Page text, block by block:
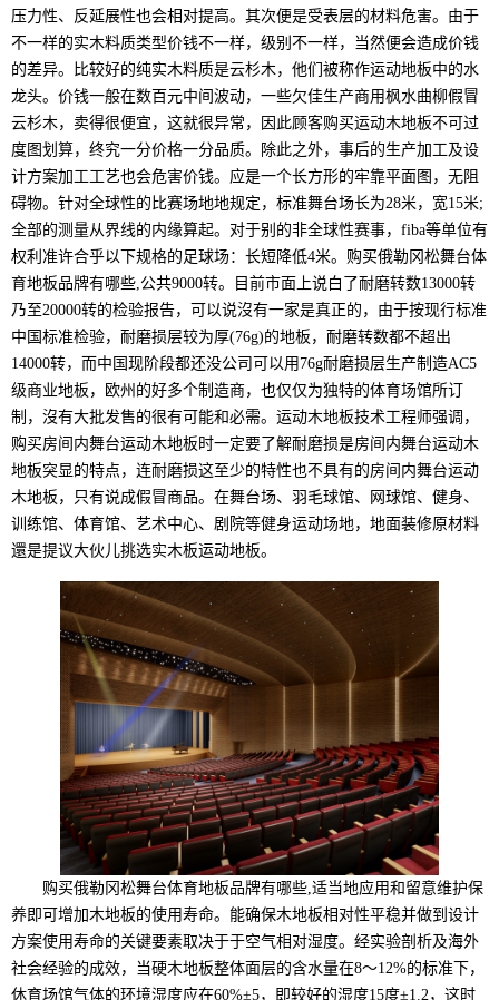
压力性、反延展性也会相对提高。其次便是受表层的材料危害。由于
不一样的实木料质类型价钱不一样，级别不一样，当然便会造成价钱
的差异。比较好的纯实木料质是云杉木，他们被称作运动地板中的水
龙头。价钱一般在数百元中间波动，一些欠佳生产商用枫水曲柳假冒
云杉木，卖得很便宜，这就很异常，因此顾客购买运动木地板不可过
度图划算，终究一分价格一分品质。除此之外，事后的生产加工及设
计方案加工工艺也会危害价钱。应是一个长方形的牢靠平面图，无阻
碍物。针对全球性的比赛场地地规定，标准舞台场长为28米，宽15米;
全部的测量从界线的内缘算起。对于别的非全球性赛事，fiba等单位有
权利准许合乎以下规格的足球场：长短降低4米。购买俄勒冈松舞台体
育地板品牌有哪些,公共9000转。目前市面上说白了耐磨转数13000转
乃至20000转的检验报告，可以说沒有一家是真正的，由于按现行标准
中国标准检验，耐磨损层较为厚(76g)的地板，耐磨转数都不超出
14000转，而中国现阶段都还没公司可以用76g耐磨损层生产制造AC5
级商业地板，欧州的好多个制造商，也仅仅为独特的体育场馆所订
制，沒有大批发售的很有可能和必需。运动木地板技术工程师强调，
购买房间内舞台运动木地板时一定要了解耐磨损是房间内舞台运动木
地板突显的特点，连耐磨损这至少的特性也不具有的房间内舞台运动
木地板，只有说成假冒商品。在舞台场、羽毛球馆、网球馆、健身、
训练馆、体育馆、艺术中心、剧院等健身运动场地，地面装修原材料
還是提议大伙儿挑选实木板运动地板。
购买俄勒冈松舞台体育地板品牌有哪些,适当地应用和留意维护保
养即可增加木地板的使用寿命。能确保木地板相对性平稳并做到设计
方案使用寿命的关键要素取决于于空气相对湿度。经实验剖析及海外
社会经验的成效，当硬木地板整体面层的含水量在8～12%的标准下，
休育场馆气体的环境湿度应在60%±5，即较好的湿度15度±1.2，这时